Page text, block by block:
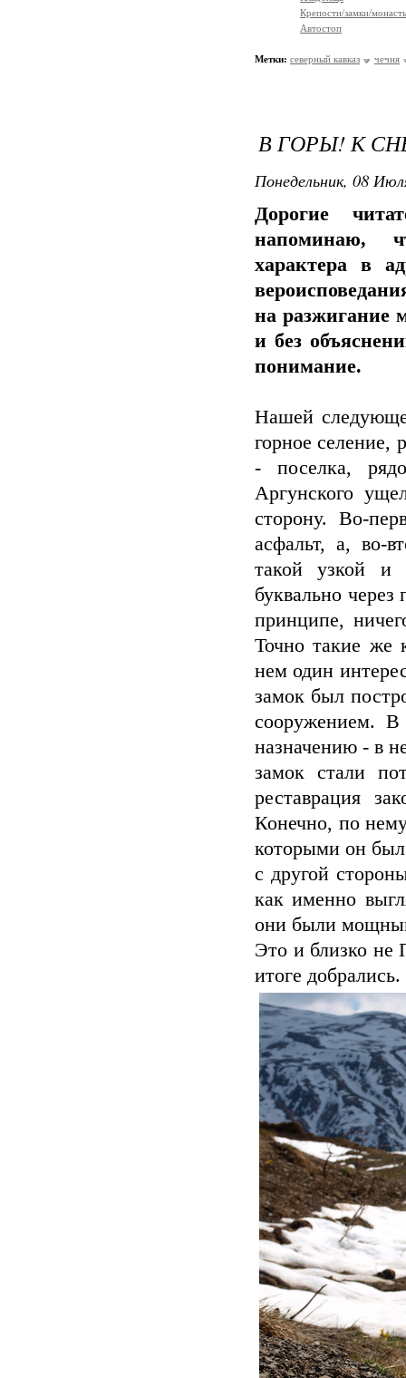
Крепости/замки/
Автостоп
Метки: северный кавказ чечня
В ГОРЫ! К
Понедельник, 08
Дорогие
напоминаю,
характера в
на разжигание
и без
понимание.
Нашей
горное селение,
- поселка,
Аргунского
сторону. Во-
асфальт, а, во-
такой узкой и
буквально
принципе,
Точно такие же
нем один
замок был
сооружением.
назначению - в
замок стали
реставрация
Конечно, по
которыми он
с другой
как именно
они были
Это и близко не
итоге